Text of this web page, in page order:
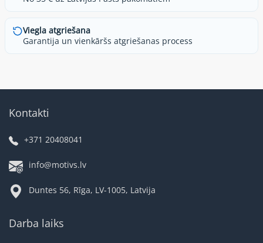
Viegla atgriešana
Garantija un vienkāršs atgriešanas process
Kontakti
+371 20408041
info@motivs.lv
Duntes 56, Rīga, LV-1005, Latvija
Darba laiks